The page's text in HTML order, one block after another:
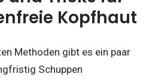
Kopfhaut
Methoden gibt es ein paar
Schuppen